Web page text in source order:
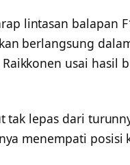
lintasan balapan
berlangsung
usai hasil
tak lepas dari
menempati posisi